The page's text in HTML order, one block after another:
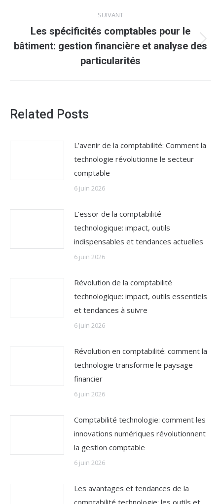
SUIVANT
Article
suivant
Les spécificités comptables pour le
bâtiment: gestion financière et analyse des
particularités
Related Posts
L’avenir de la comptabilité: Comment la
technologie révolutionne le secteur
comptable
6 juin 2026
L’essor de la comptabilité
technologique: impact, outils
indispensables et tendances actuelles
6 juin 2026
Révolution de la comptabilité
technologique: impact, outils essentiels
et tendances à suivre
6 juin 2026
Révolution en comptabilité: comment la
technologie transforme le paysage
financier
6 juin 2026
Comptabilité technologie: comment les
innovations numériques révolutionnent
la gestion comptable
6 juin 2026
Les avantages et tendances de la
comptabilité technologie: les outils et